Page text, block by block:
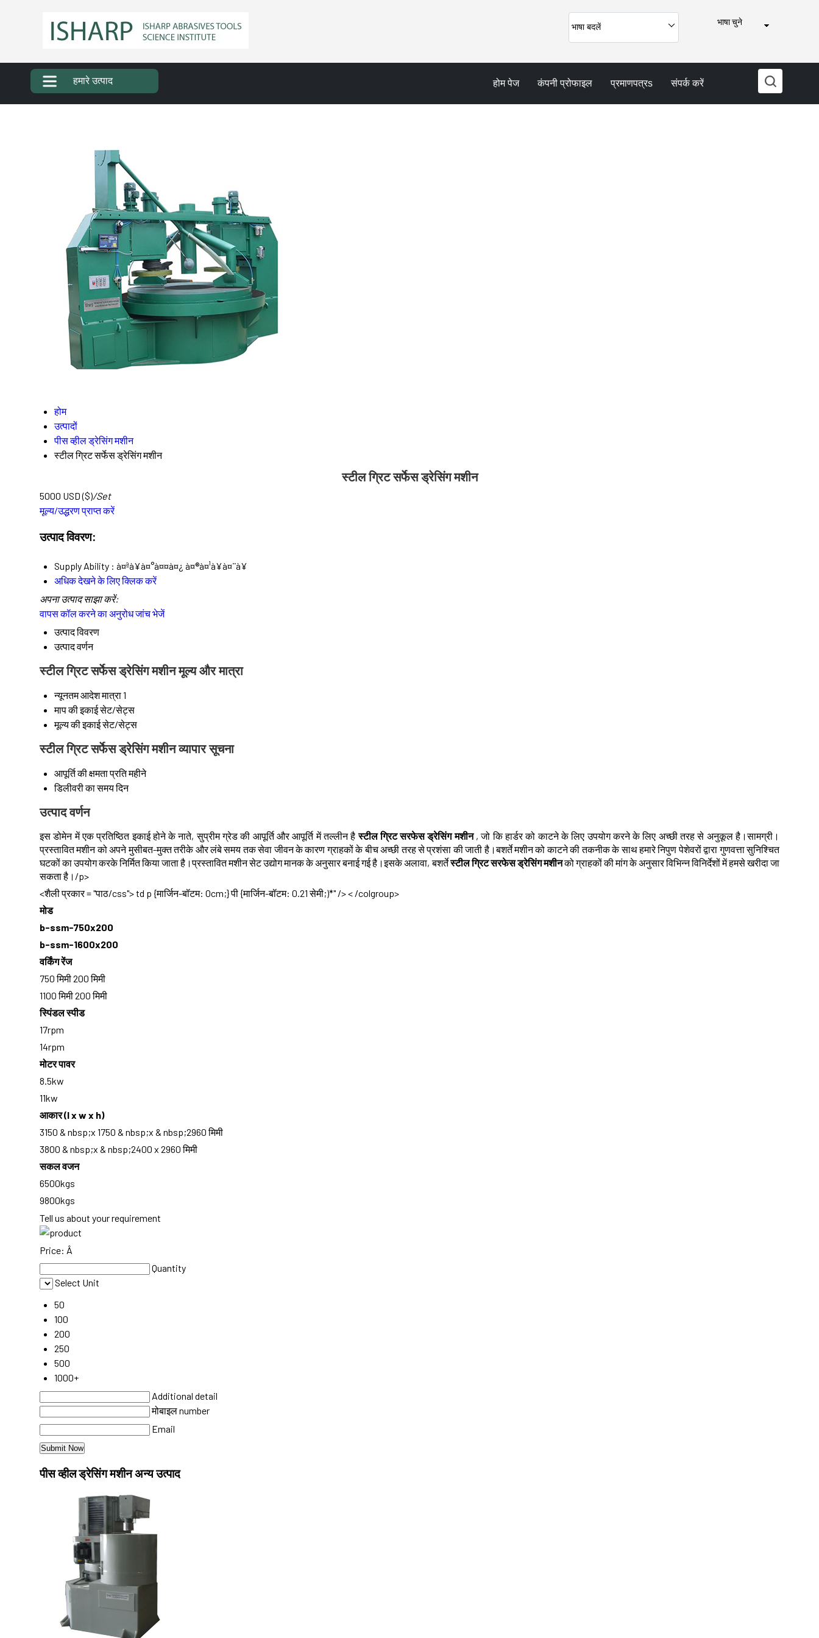
भाषा बदलें
भाषा चुने
हमारे उत्पाद होम पेज कंपनी प्रोफाइल प्रमाणपत्रs संपर्क करें
होम
उत्पादों
पीस व्हील ड्रेसिंग मशीन
स्टील ग्रिट सर्फेस ड्रेसिंग मशीन
स्टील ग्रिट सर्फेस ड्रेसिंग मशीन
5000 USD ($)/Set
मूल्य/उद्धरण प्राप्त करें
उत्पाद विवरण:
Supply Ability : à¤ªà¥à¤°à¤¤à¤¿ à¤®à¤¹à¥à¤¨à¥
अधिक देखने के लिए क्लिक करें
अपना उत्पाद साझा करें:
वापस कॉल करने का अनुरोधजांच भेजें
उत्पाद विवरण
उत्पाद वर्णन
स्टील ग्रिट सर्फेस ड्रेसिंग मशीन मूल्य और मात्रा
न्यूनतम आदेश मात्रा1
माप की इकाईसेट/सेट्स
मूल्य की इकाईसेट/सेट्स
स्टील ग्रिट सर्फेस ड्रेसिंग मशीन व्यापार सूचना
आपूर्ति की क्षमताप्रति महीने
डिलीवरी का समयदिन
उत्पाद वर्णन
इस डोमेन में एक प्रतिष्ठित इकाई होने के नाते, सुप्रीम ग्रेड की आपूर्ति और आपूर्ति में तल्लीन हैस्टील ग्रिट सरफेस ड्रेसिंग मशीन , जो कि हार्डर को काटने के लिए उपयोग करने के लिए अच्छी तरह से अनुकूल है।सामग्री।
प्रस्तावित मशीन को अपने मुसीबत-मुक्त तरीके और लंबे समय तक सेवा जीवन के कारण ग्राहकों के बीच अच्छी तरह से प्रशंसा की जाती है।बशर्ते मशीन को काटने की तकनीक के साथ हमारे निपुण पेशेवरों द्वारा गुणवत्ता सुनिश्चित
घटकों का उपयोग करके निर्मित किया जाता है।प्रस्तावित मशीन सेट उद्योग मानक के अनुसार बनाई गई है।इसके अलावा, बशर्तेस्टील ग्रिट सरफेस ड्रेसिंग मशीनको ग्राहकों की मांग के अनुसार विभिन्न विनिर्देशों में हमसे खरीदा जा
सकता है।/p>
<शैली प्रकार = "पाठ/css"> td p {मार्जिन-बॉटम: 0cm;} पी {मार्जिन-बॉटम: 0.21 सेमी;)*" /> < /colgroup>
मोड
b-ssm-750x200
b-ssm-1600x200
वर्किंग रेंज
750 मिमी 200 मिमी
1100 मिमी 200 मिमी
स्पिंडल स्पीड
17rpm
14rpm
मोटर पावर
8.5kw
11kw
आकार (l x w x h)
3150 & nbsp;x 1750 & nbsp;x & nbsp;2960 मिमी
3800 & nbsp;x & nbsp;2400 x 2960 मिमी
सकल वजन
6500kgs
9800kgs
Tell us about your requirement
Price: Â
Quantity
Select Unit
50
100
200
250
500
1000+
Additional detail
मोबाइल number
Email
पीस व्हील ड्रेसिंग मशीन अन्य उत्पाद